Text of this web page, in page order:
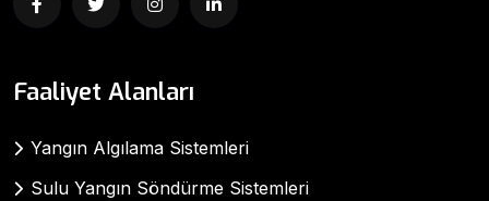
Faaliyet Alanları
Yangın Algılama Sistemleri
Sulu Yangın Söndürme Sistemleri